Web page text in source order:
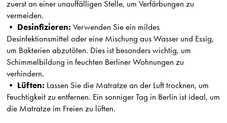
zuerst an einer unauffälligen Stelle, um Verfärbungen zu
vermeiden.
• Desinfizieren: Verwenden Sie ein mildes
Desinfektionsmittel oder eine Mischung aus Wasser und Essig,
um Bakterien abzutöten. Dies ist besonders wichtig, um
Schimmelbildung in feuchten Berliner Wohnungen zu
verhindern.
• Lüften: Lassen Sie die Matratze an der Luft trocknen, um
Feuchtigkeit zu entfernen. Ein sonniger Tag in Berlin ist ideal, um
die Matratze im Freien zu lüften.